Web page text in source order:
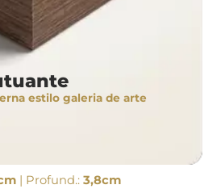
estilo galeria de arte
| Profund.: 3,8cm